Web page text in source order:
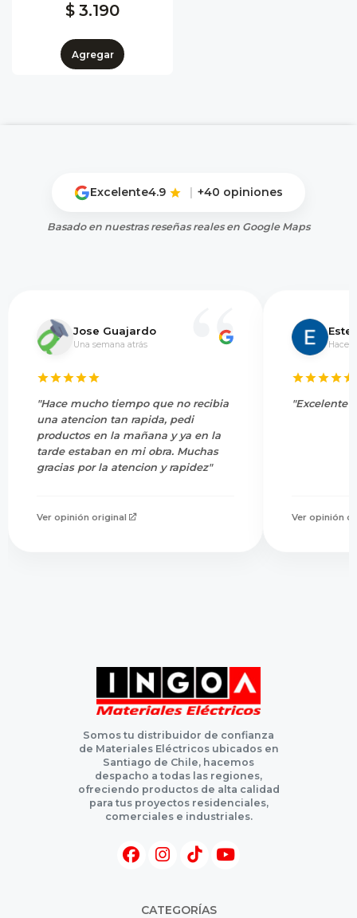
$ 3.190
Agregar
Excelente4.9 | +40 opiniones
Basado en nuestras reseñas reales en Google Maps
Jose Guajardo
Una semana atrás
"Hace mucho tiempo que no recibia
una atencion tan rapida, pedi
productos en la mañana y ya en la
tarde estaban en mi obra. Muchas
gracias por la atencion y rapidez"
Ver opinión original
Hace
"Excelente
Ver opinión
Somos tu distribuidor de confianza
de Materiales Eléctricos ubicados en
Santiago de Chile, hacemos
despacho a todas las regiones,
ofreciendo productos de alta calidad
para tus proyectos residenciales,
comerciales e industriales.
CATEGORÍAS